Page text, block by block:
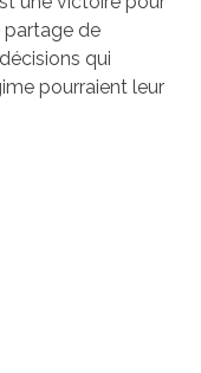
de
qui
pourraient leur